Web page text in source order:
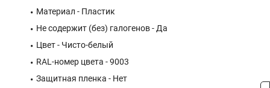
Материал - Пластик
Не содержит (без) галогенов - Да
Цвет - Чисто-белый
RAL-номер цвета - 9003
Защитная пленка - Нет